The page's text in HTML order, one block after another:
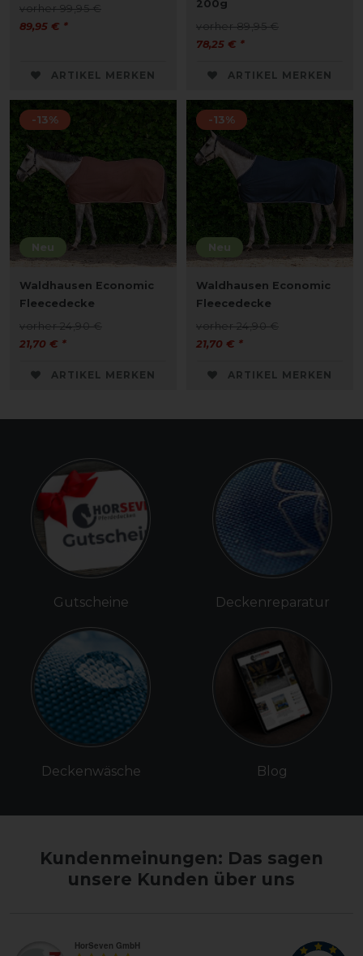
vorher 99,95 €
89,95 € *
ARTIKEL MERKEN
200g
vorher 89,95 €
78,25 € *
ARTIKEL MERKEN
Neu
-13%
Waldhausen Economic
Fleecedecke
vorher 24,90 €
21,70 € *
ARTIKEL MERKEN
Neu
-13%
Waldhausen Economic
Fleecedecke
vorher 24,90 €
21,70 € *
ARTIKEL MERKEN
Gutscheine
Deckenwäsche
Deckenreparatur
Blog
Kundenmeinungen: Das sagen
unsere Kunden über uns